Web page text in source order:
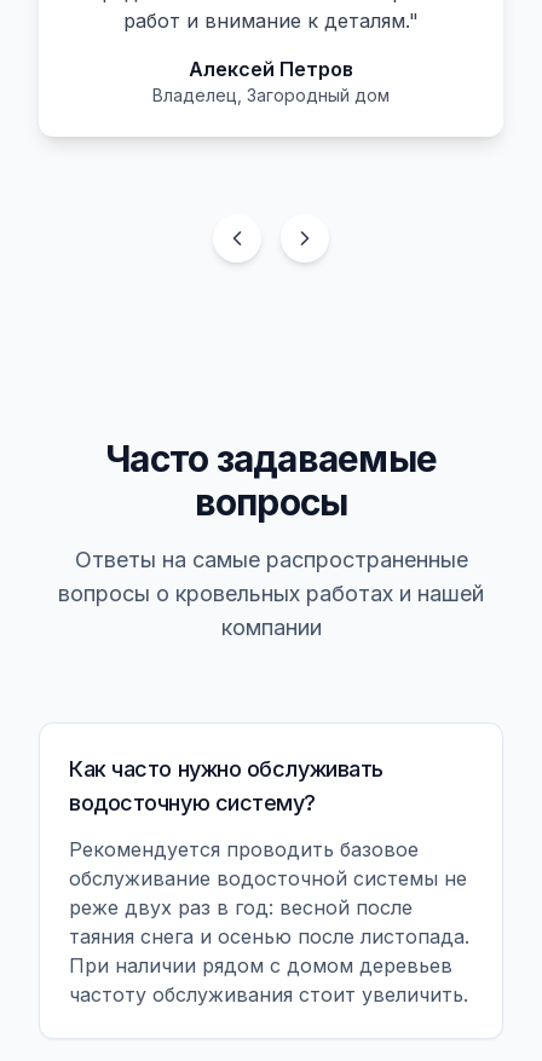
работ и внимание к деталям."
Алексей Петров
Владелец Загородный дом
Часто задаваемые
вопросы
Ответы на самые распространенные
вопросы о кровельных работах и нашей
компании
Как часто нужно обслуживать
водосточную систему?
Рекомендуется проводить базовое
обслуживание водосточной системы не
реже двух раз в год: весной после
таяния снега и осенью после листопада.
При наличии рядом с домом деревьев
частоту обслуживания стоит увеличить.